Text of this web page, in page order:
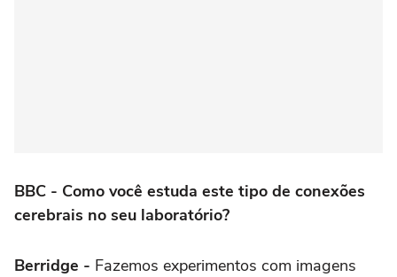
BBC - Como você estuda este tipo de conexões
cerebrais no seu laboratório?
Berridge - Fazemos experimentos com imagens